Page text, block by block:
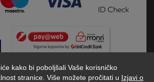
kako bi poboljšali Vaše korisničko
stranice. Više možete pročitati u Izjavi o